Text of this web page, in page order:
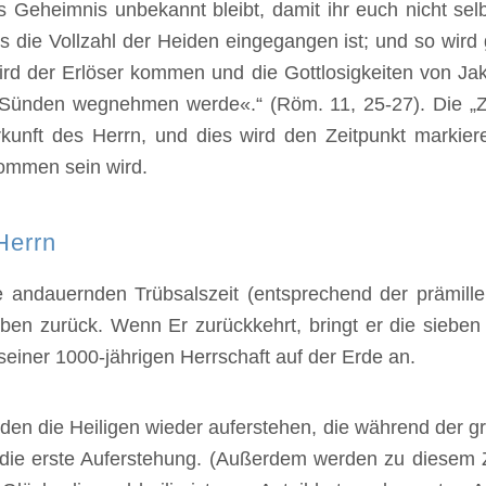
Geheimnis unbekannt bleibt, damit ihr euch nicht
die Vollzahl der Heiden eingegangen ist; und so
der Erlöser kommen und die Gottlosigkeiten von
wegnehmen werde«.“ (Röm. 11, 25-27). Die
des Herrn, und dies wird den Zeitpunkt
sein wird.
Trübsalszeit (entsprechend der
zurück. Wenn Er zurückkehrt, bringt er die
1000-jährigen Herrschaft auf der Erde an.
die Heiligen wieder auferstehen, die während der
erste Auferstehung. (Außerdem werden zu diesem